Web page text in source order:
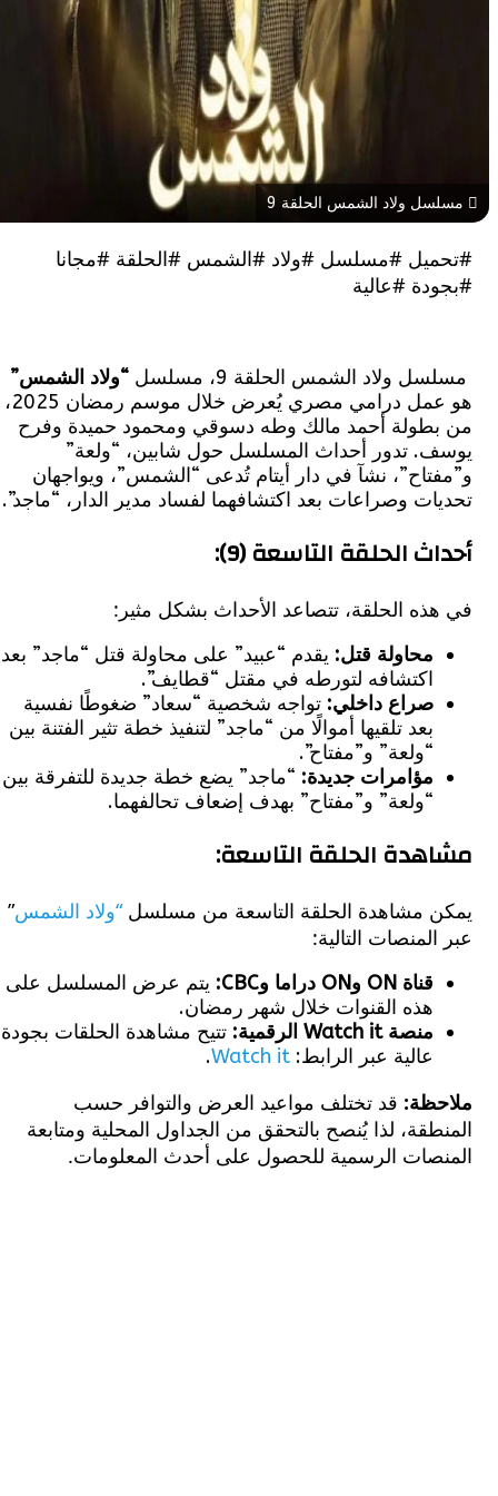
ولاد الشمس الحلقة 9
#مسلسل #ولاد #الشمس #الحلقة #مجانا
#عالية
ولاد الشمس الحلقة 9، مسلسل
“ولاد الشمس”
هو عمل درامي مصري يُعرض خلال موسم رمضان 2025،
أحمد مالك وطه دسوقي ومحمود حميدة وفرح
تدور أحداث المسلسل حول شابين، “ولعة”
نشآ في دار أيتام تُدعى “الشمس”، ويواجهان
وصراعات بعد اكتشافهما لفساد مدير الدار، “ماجد”.
الحلقة التاسعة (9):
الحلقة، تتصاعد الأحداث بشكل مثير:
محاولة قتل:يقدم “عبيد” على محاولة قتل “ماجد” بعد
اكتشافه لتورطه في مقتل “قطايف”.
صراع داخلي: تواجه شخصية “سعاد” ضغوطًا نفسية
بعد تلقيها أموالًا من “ماجد” لتنفيذ خطة تثير الفتنة بين
“ولعة” و”مفتاح”.
مؤامرات جديدة:“ماجد” يضع خطة جديدة للتفرقة بين
“ولعة” و”مفتاح” بهدف إضعاف تحالفهما.
الحلقة التاسعة:
مشاهدة الحلقة التاسعة من مسلسل“ولاد الشمس”
التالية:
يتم عرض المسلسل على
هذه القنوات خلال شهر رمضان.
منصة Watch it الرقمية:
تتيح مشاهدة الحلقات بجودة
عالية عبر الرابط:Watch it
.
قد تختلف مواعيد العرض والتوافر حسب
لذا يُنصح بالتحقق من الجداول المحلية ومتابعة
الرسمية للحصول على أحدث المعلومات.